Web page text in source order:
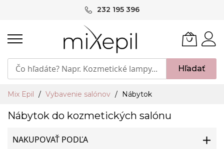
232 195 396
Hľadať
Mix Epil Vybavenie salónov Nábytok
Nábytok do kozmetických salónu
NAKUPOVAŤ PODĽA